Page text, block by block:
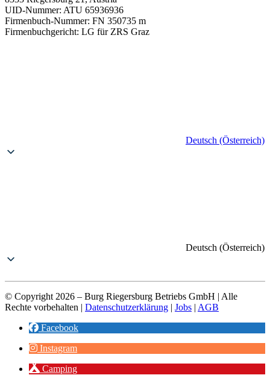
UID-Nummer: ATU 65936936
Firmenbuch-Nummer: FN 350735 m
Firmenbuchgericht: LG für ZRS Graz
Deutsch (Österreich)
Deutsch (Österreich)
© Copyright 2026 – Burg Riegersburg Betriebs GmbH | Alle
Rechte vorbehalten | Datenschutzerklärung | Jobs | AGB
Facebook
Instagram
Camping